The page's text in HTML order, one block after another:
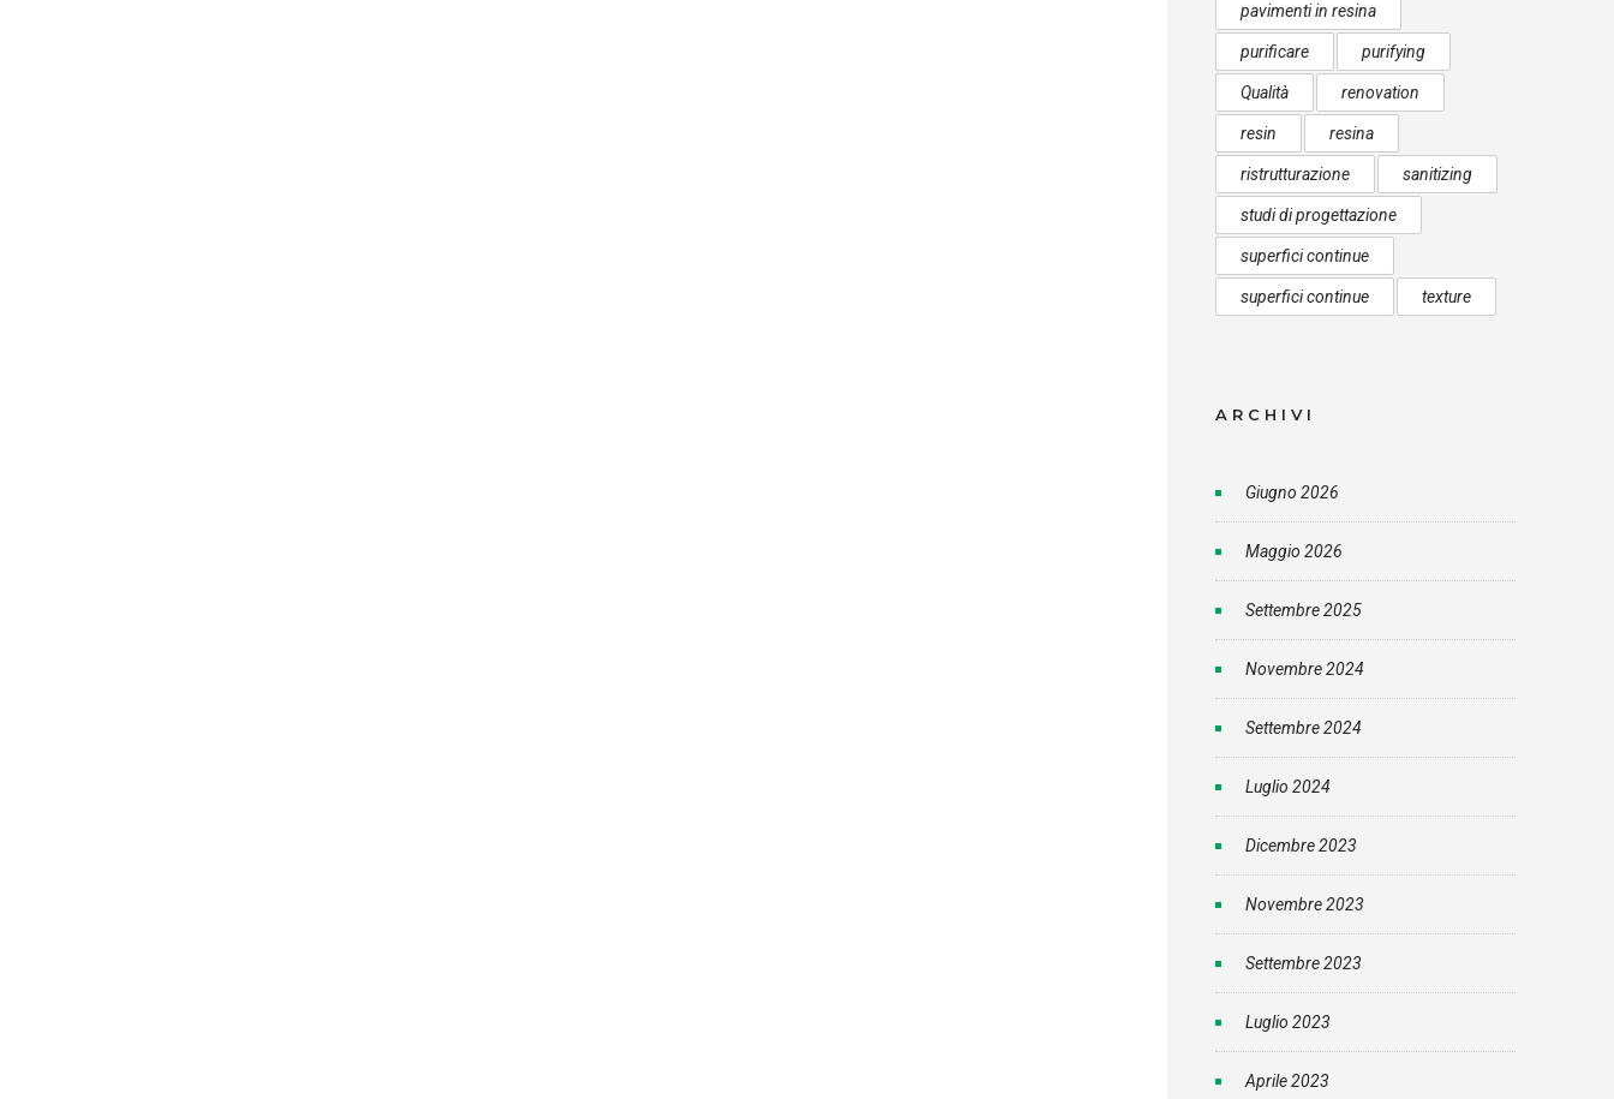
pavimenti in resina
purificare purifying
Qualità renovation
resin resina
ristrutturazione sanitizing
studi di progettazione
superfici continue
superfici continue texture
ARCHIVI
Giugno 2026
Maggio 2026
Settembre 2025
Novembre 2024
Settembre 2024
Luglio 2024
Dicembre 2023
Novembre 2023
Settembre 2023
Luglio 2023
Aprile 2023